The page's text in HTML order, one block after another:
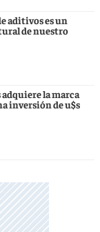
aditivos es un
de nuestro
adquiere la marca
inversión de u$s